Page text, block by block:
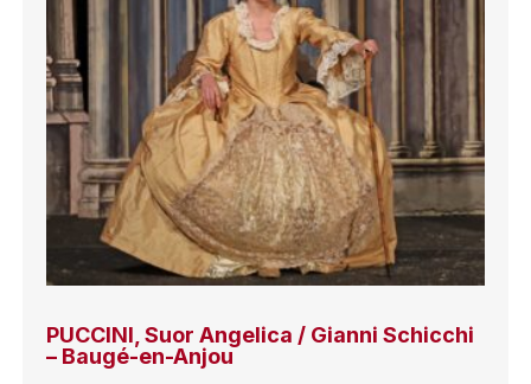
PUCCINI, Suor Angelica / Gianni Schicchi
– Baugé-en-Anjou